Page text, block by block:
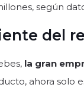
según
del
la gran
ahora solo